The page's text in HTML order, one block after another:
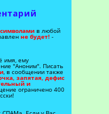
в любой
не будет! -
имя, ему
"Аноним". Писать
, в сообщении также
запятая, дефис
и
ограничено 400